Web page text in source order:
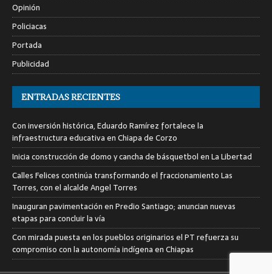
Opinión
Policiacas
Portada
Publicidad
ENTRADAS RECIENTES
Con inversión histórica, Eduardo Ramírez fortalece la
infraestructura educativa en Chiapa de Corzo
Inicia construcción de domo y cancha de básquetbol en La Libertad
Calles Felices continúa transformando el fraccionamiento Las
Torres, con el alcalde Angel Torres
Inauguran pavimentación en Predio Santiago; anuncian nuevas
etapas para concluir la vía
Con mirada puesta en los pueblos originarios el PT refuerza su
compromiso con la autonomía indígena en Chiapas